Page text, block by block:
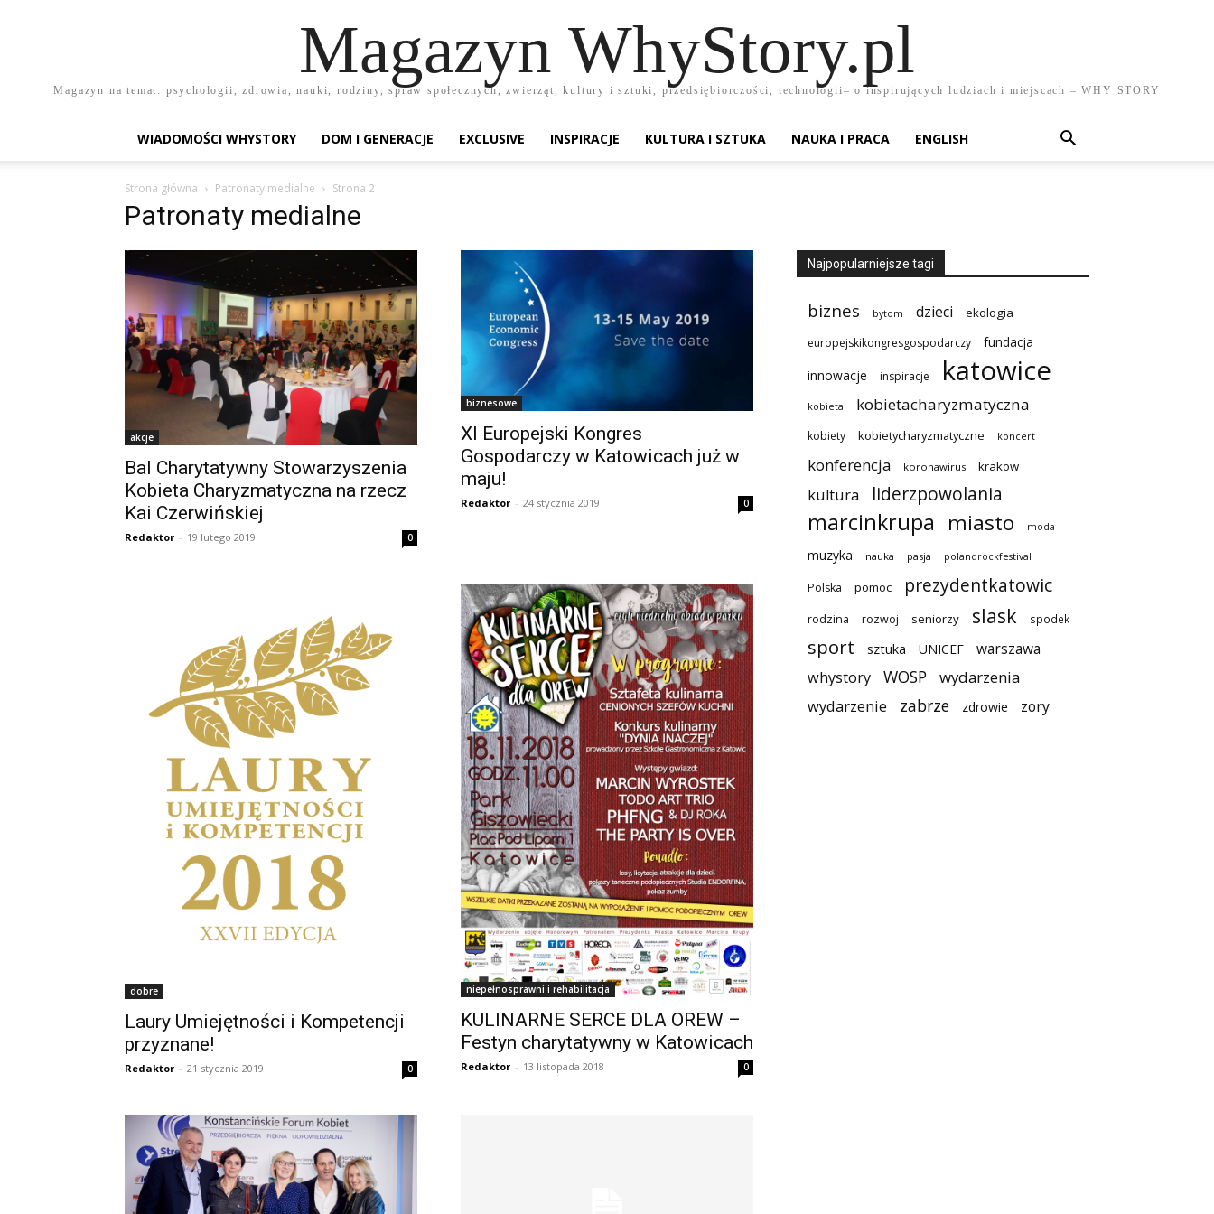
Magazyn WhyStory.pl
Magazyn na temat: psychologii, zdrowia, nauki, rodziny, spraw społecznych, zwierząt, kultury i sztuki, przedsiębiorczości, technologii– o inspirujących ludziach i miejscach – WHY STORY
WIADOMOŚCI WHYSTORY DOM I GENERACJE EXCLUSIVE INSPIRACJE KULTURA I SZTUKA NAUKA I PRACA ENGLISH
Strona główna Patronaty medialne Strona 2
Patronaty medialne
akcje
Bal Charytatywny Stowarzyszenia
Kobieta Charyzmatyczna na rzecz
Kai Czerwińskiej
Redaktor - 19 lutego 2019 0
biznesowe
XI Europejski Kongres
Gospodarczy w Katowicach już w
maju!
Redaktor - 24 stycznia 2019 0
dobre
Laury Umiejętności i Kompetencji
przyznane!
Redaktor - 21 stycznia 2019 0
niepełnosprawni i rehabilitacja
KULINARNE SERCE DLA OREW –
Festyn charytatywny w Katowicach
Redaktor - 13 listopada 2018 0
Najpopularniejsze tagi
biznes bytom dzieci ekologia
europejskikongresgospodarczy fundacja
innowacje inspiracje katowice
kobieta kobietacharyzmatyczna
kobiety kobietycharyzmatyczne koncert
konferencja koronawirus krakow
kultura liderzpowolania
marcinkrupa miasto moda
muzyka nauka pasja polandrockfestival
Polska pomoc prezydentkatowic
rodzina rozwoj seniorzy slask spodek
sport sztuka UNICEF
warszawa
whystory
WOSP
wydarzenia
wydarzenie
zabrze zdrowie zory